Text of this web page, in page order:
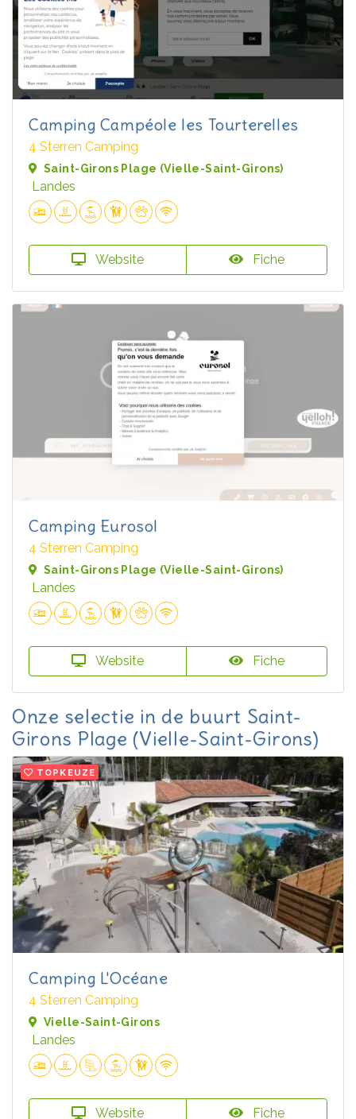
Camping Campéole les Tourterelles
4 Sterren Camping
Saint-Girons Plage (Vielle-Saint-Girons)
Landes
Website Fiche
Camping Eurosol
4 Sterren Camping
Saint-Girons Plage (Vielle-Saint-Girons)
Landes
Website Fiche
Onze selectie in de buurt Saint-
Girons Plage (Vielle-Saint-Girons)
TOPKEUZE
Camping L'Océane
4 Sterren Camping
Vielle-Saint-Girons
Landes
Website Fiche